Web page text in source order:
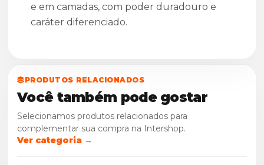
e em camadas, com poder duradouro e
caráter diferenciado.
PRODUTOS RELACIONADOS
Você também pode gostar
Selecionamos produtos relacionados para
complementar sua compra na Intershop.
Ver categoria →